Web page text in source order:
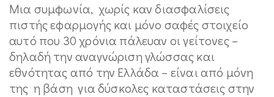
Μια συμφωνία, χωρίς καν διασφαλίσεις
πιστής εφαρμογής και μόνο σαφές στοιχείο
αυτό που 30 χρόνια πάλευαν οι γείτονες –
δηλαδή την αναγνώριση γλώσσας και
εθνότητας από την Ελλάδα – είναι από μόνη
της η βάση για δύσκολες καταστάσεις στην